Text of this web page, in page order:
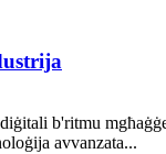
b'ritmu
avvanzata...